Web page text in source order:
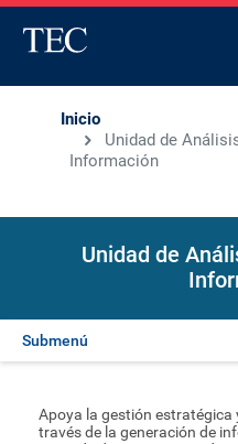
Inicio
Unidad de
Información
Unidad de
Submenú
Apoya la gestión
través de la generación de